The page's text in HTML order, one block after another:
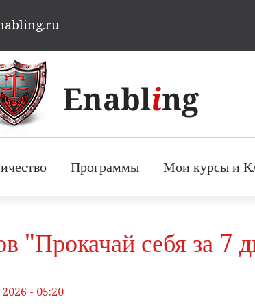
основному
Программы Мои курсы и
"Прокачай себя за 7
2026 - 05:20